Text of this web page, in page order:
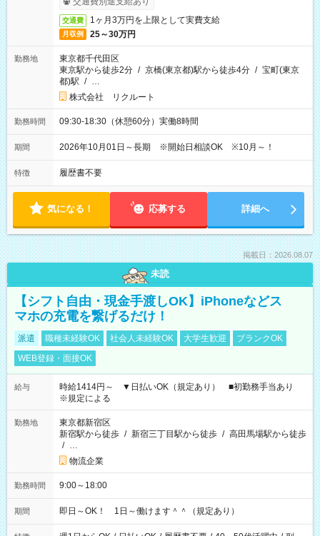
交通費 1ヶ月3万円を上限として実費支給
月収例 25～30万円
勤務地
東京都千代田区
東京駅から徒歩2分 / 京橋(東京都)駅から徒歩4分 / 宝町(東京
都)駅 / …
株式会社 リクルート
勤務時間 09:30-18:30（休憩60分）実働8時間
期間 2026年10月01日～長期 ※開始日相談OK ※10月～！
特徴 履歴書不要
気になる！ 応募する 詳細へ
掲載日：2026.08.07
未読
【シフト自由・現金手渡しOK】iPhoneなどス
マホの充電を繋げるだけ！
派遣 職種未経験OK 社会人未経験OK 大学生歓迎
ブランクOK
WEB登録・面接OK
給与
時給1414円～ ▼日払いOK（規定あり） ■初勤務手当あり
※規定による
勤務地
東京都新宿区
新宿駅から徒歩 / 新宿三丁目駅から徒歩 / 高田馬場駅から徒歩
/ …
物流企業
勤務時間 9:00～18:00
期間 即日～OK！ 1日～働けます＾＾（規定あり）